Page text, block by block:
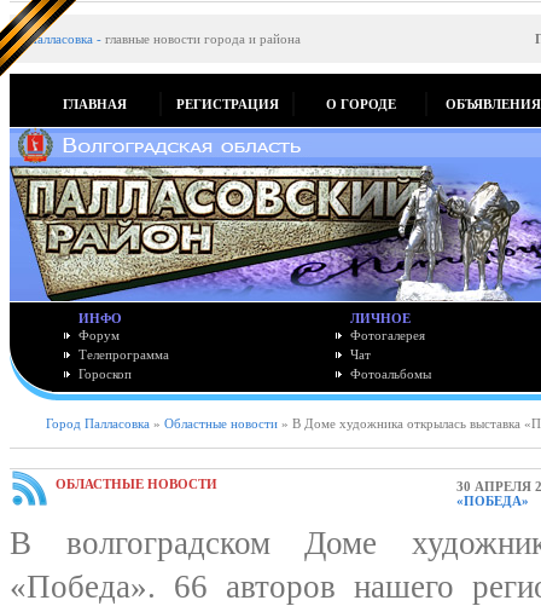
Палласовка - главные новости города и района
ГЛАВНАЯ РЕГИСТРАЦИЯ О ГОРОДЕ ОБЪЯВЛЕНИЯ
ИНФО
Форум
Телепрограмма
Гороскоп
ЛИЧНОЕ
Фотогалерея
Чат
Фотоальбомы
Город Палласовка » Областные новости » В Доме художника открылась выставка
ОБЛАСТНЫЕ НОВОСТИ
30 АПРЕЛЯ
«ПОБЕДА»
В волгоградском Доме
«Победа». 66 авторов нашего